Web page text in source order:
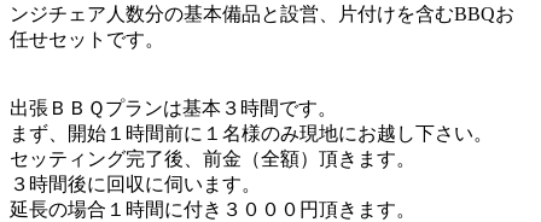
ンジチェア人数分の基本備品と設営、片付けを含むBBQお
任せセットです。
出張ＢＢＱプランは基本３時間です。
まず、開始１時間前に１名様のみ現地にお越し下さい。
セッティング完了後、前金（全額）頂きます。
３時間後に回収に伺います。
延長の場合１時間に付き３０００円頂きます。